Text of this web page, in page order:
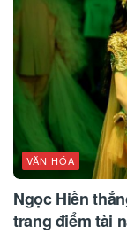
VĂN HÓA
Ngọc Hiền
trang điểm tài